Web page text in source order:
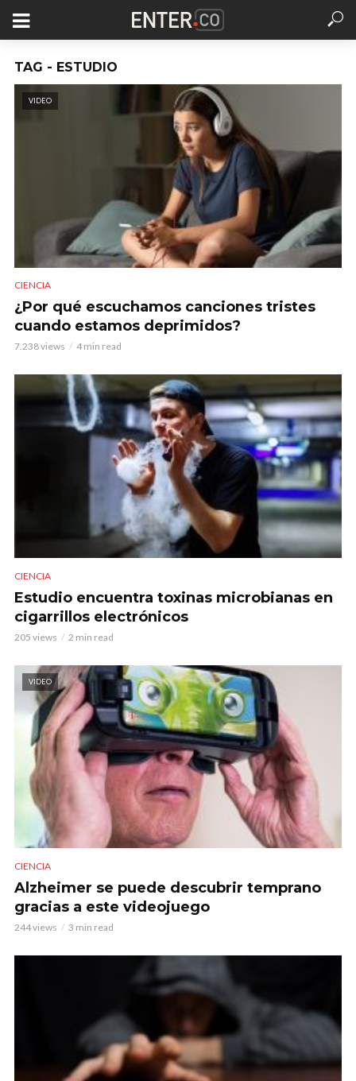
TAG - ESTUDIO
VIDEO
CIENCIA
¿Por qué escuchamos canciones tristes
cuando estamos deprimidos?
7.238 views 4 min read
CIENCIA
Estudio encuentra toxinas microbianas en
cigarrillos electrónicos
205 views 2 min read
VIDEO
CIENCIA
Alzheimer se puede descubrir temprano
gracias a este videojuego
244 views 3 min read